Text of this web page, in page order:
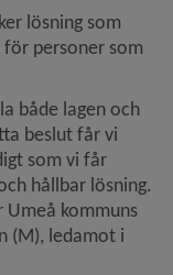
lösning som
personer som
både lagen och
beslut får vi
som vi får
hållbar lösning.
kommuns
(M), ledamot i